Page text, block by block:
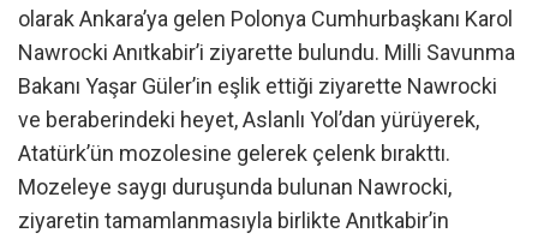
olarak Ankara’ya gelen Polonya Cumhurbaşkanı Karol
Nawrocki Anıtkabir’i ziyarette bulundu. Milli Savunma
Bakanı Yaşar Güler’in eşlik ettiği ziyarette Nawrocki
ve beraberindeki heyet, Aslanlı Yol’dan yürüyerek,
Atatürk’ün mozolesine gelerek çelenk bırakttı.
Mozeleye saygı duruşunda bulunan Nawrocki,
ziyaretin tamamlanmasıyla birlikte Anıtkabir’in